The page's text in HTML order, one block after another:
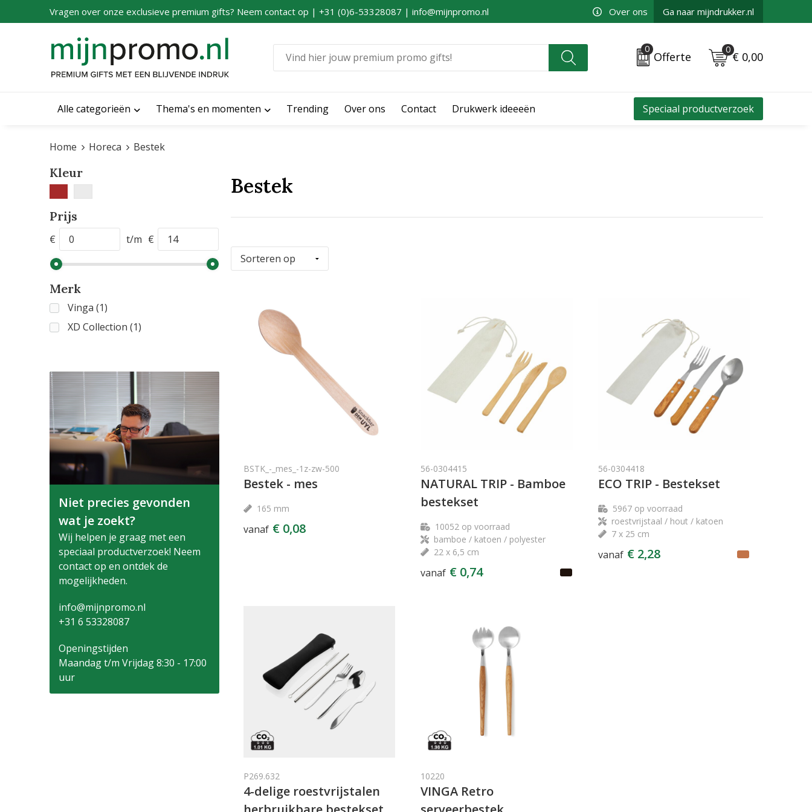
Vragen over onze exclusieve premium gifts? Neem contact op | +31 (0)6-53328087 | info@mijnpromo.nl Over ons Ga naar mijndrukker.nl
0
Offerte
0
€ 0,00
Alle categorieën Thema's en momenten Trending Over ons Contact Drukwerk ideeeën Speciaal productverzoek
Home Horeca Bestek
Kleur
Prijs
€ t/m €
Merk
Vinga (1)
XD Collection (1)
Niet precies gevonden
wat je zoekt?
Wij helpen je graag met een
speciaal productverzoek! Neem
contact op en ontdek de
mogelijkheden.
info@mijnpromo.nl
+31 6 53328087
Openingstijden
Maandag t/m Vrijdag 8:30 - 17:00
uur
Bestek
BSTK_-_mes_-1z-zw-500
Bestek - mes
165 mm
vanaf € 0,08
56-0304415
NATURAL TRIP - Bamboe
bestekset
10052 op voorraad
bamboe / katoen / polyester
22 x 6,5 cm
vanaf € 0,74
56-0304418
ECO TRIP - Bestekset
5967op voorraad
roestvrijstaal / hout / katoen
7 x 25 cm
vanaf € 2,28
P269.632
4-delige roestvrijstalen
10220
VINGA Retro